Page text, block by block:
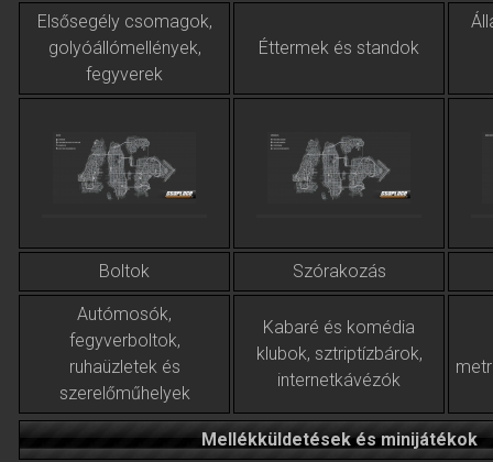
Elsősegély csomagok,
golyóállómellények,
fegyverek
Éttermek és standok
Boltok Szórakozás
Autómosók,
fegyverboltok,
ruhaüzletek és
szerelőműhelyek
Kabaré és komédia
klubok, sztriptízbárok,
internetkávézók
Mellékküldetések és minijátékok